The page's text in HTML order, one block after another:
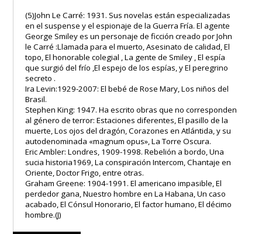
(5)John Le Carré: 1931. Sus novelas están especializadas
en el suspense y el espionaje de la Guerra Fría. El agente
George Smiley es un personaje de ficción creado por John
le Carré :Llamada para el muerto, Asesinato de calidad, El
topo, El honorable colegial , La gente de Smiley , El espía
que surgió del frío ,El espejo de los espías, y El peregrino
secreto .
Ira Levin:1929-2007: El bebé de Rose Mary, Los niños del
Brasil.
Stephen King: 1947. Ha escrito obras que no corresponden
al género de terror: Estaciones diferentes, El pasillo de la
muerte, Los ojos del dragón, Corazones en Atlántida, y su
autodenominada «magnum opus», La Torre Oscura.
Eric Ambler: Londres, 1909-1998. Rebelión a bordo, Una
sucia historia1969, La conspiración Intercom, Chantaje en
Oriente, Doctor Frigo, entre otras.
Graham Greene: 1904-1991. El americano impasible, El
perdedor gana, Nuestro hombre en La Habana, Un caso
acabado, El Cónsul Honorario, El factor humano, El décimo
hombre.(J)